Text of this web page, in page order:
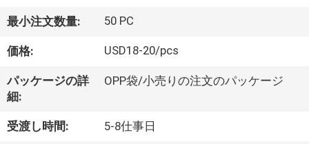
シ
ョ
ー
私
最小注文数量: 50 PC
価格: USD18-20/pcs
パッケージの詳
細:
OPP袋/小売りの注文のパッケージ
受渡し時間: 5-8仕事日